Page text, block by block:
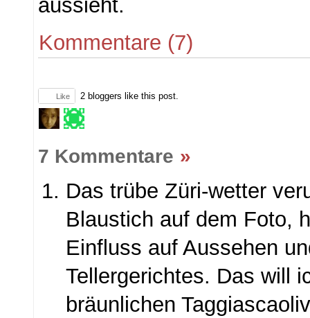
aussieht.
Kommentare (7)
Like 2 bloggers like this post.
7 Kommentare »
Das trübe Züri-wetter
Blaustich auf dem Foto,
Einfluss auf Aussehen
Tellergerichtes. Das will
bräunlichen